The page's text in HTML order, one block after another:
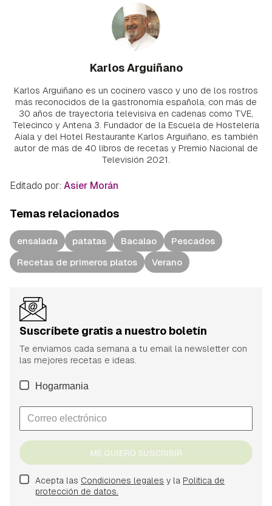
Karlos Arguiñano
Karlos Arguiñano es un cocinero vasco y uno de los rostros
más reconocidos de la gastronomía española, con más de
30 años de trayectoria televisiva en cadenas como TVE,
Telecinco y Antena 3. Fundador de la Escuela de Hostelería
Aiala y del Hotel Restaurante Karlos Arguiñano, es también
autor de más de 40 libros de recetas y Premio Nacional de
Televisión 2021.
Editado por: Asier Morán
Temas relacionados
ensalada patatas Bacalao
Pescados
Recetas de primeros platos
Verano
Suscríbete gratis a nuestro boletín
Te enviamos cada semana a tu email la newsletter con
las mejores recetas e ideas.
Hogarmania
ME QUIERO SUSCRIBIR
Acepta las Condiciones legales y la Política de
protección de datos.